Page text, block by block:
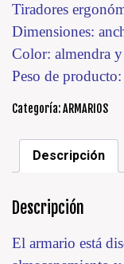
Tiradores
Dimensiones:
Color: almendra
Peso de
Categoría:ARMARIOS
Descripción
Descripción
El armario está